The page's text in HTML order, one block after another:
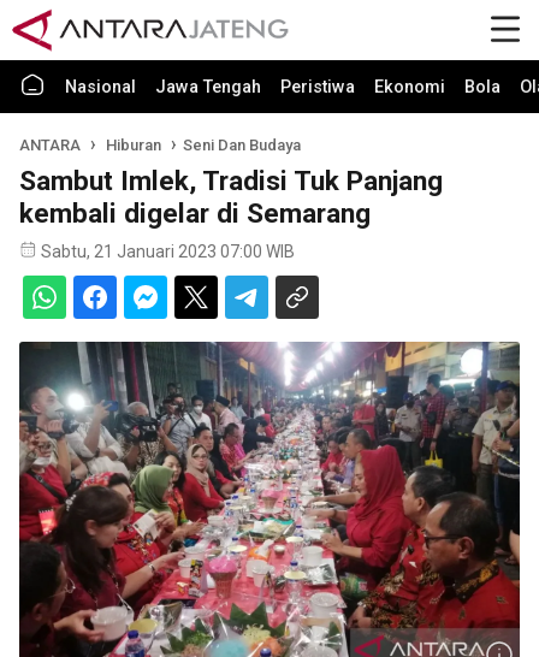
Nasional Jawa Tengah Peristiwa Ekonomi Bola
ANTARA Hiburan Seni Dan Budaya
Sambut Imlek, Tradisi Tuk Panjang
kembali digelar di Semarang
Sabtu, 21 Januari 2023 07:00 WIB